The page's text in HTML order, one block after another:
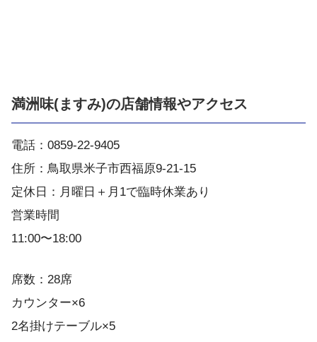
満洲味(ますみ)の店舗情報やアクセス
電話：0859-22-9405
住所：鳥取県米子市西福原9-21-15
定休日：月曜日＋月1で臨時休業あり
営業時間
11:00〜18:00
席数：28席
カウンター×6
2名掛けテーブル×5